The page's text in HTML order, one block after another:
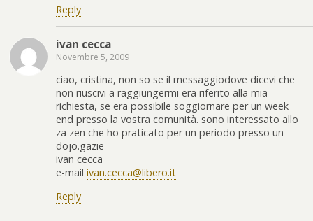
Reply
ivan cecca
Novembre 5, 2009
ciao, cristina, non so se il messaggiodove dicevi che
non riuscivi a raggiungermi era riferito alla mia
richiesta, se era possibile soggiornare per un week
end presso la vostra comunità. sono interessato allo
za zen che ho praticato per un periodo presso un
dojo.gazie
ivan cecca
e-mail ivan.cecca@libero.it
Reply